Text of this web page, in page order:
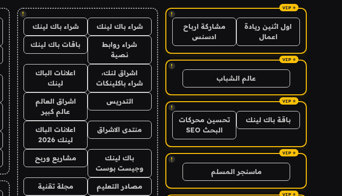
!
اول اثنين ريادة
اعمال
مشاركة ارباح
ادسنس
!
عالم الشباب
!
باقة باك لينك
تحسين محركات
البحث SEO
!
ماسنجر المسلم
!
شراء باك لينك شراء باك لينك
شراء روابط
نصية
باقات باك لينك
اشراق لنك،
شراء باكلينكات
اعلانات الباك
لينك
التدريس
اشراق العالم
عالم كبير
منتدى الاشراق
اعلانات الباك
لينك 2026
باك لينك
وجيست بوست
مشاريع وربح
مصادر التعليم مجلة تقنية